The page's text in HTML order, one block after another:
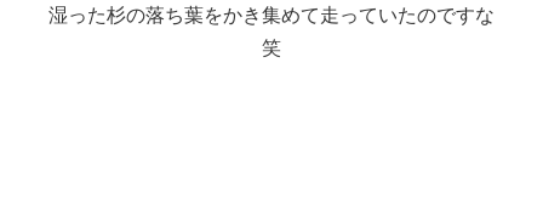
湿った杉の落ち葉をかき集めて走っていたのですな
笑